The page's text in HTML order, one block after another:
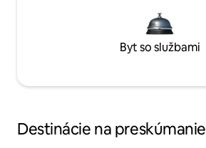
Byt so službami
Destinácie na preskúmanie